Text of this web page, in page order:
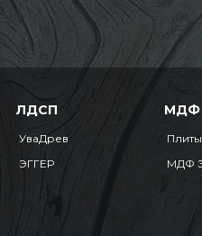
ЛДСП
УваДрев
ЭГГЕР
МДФ
МДФ